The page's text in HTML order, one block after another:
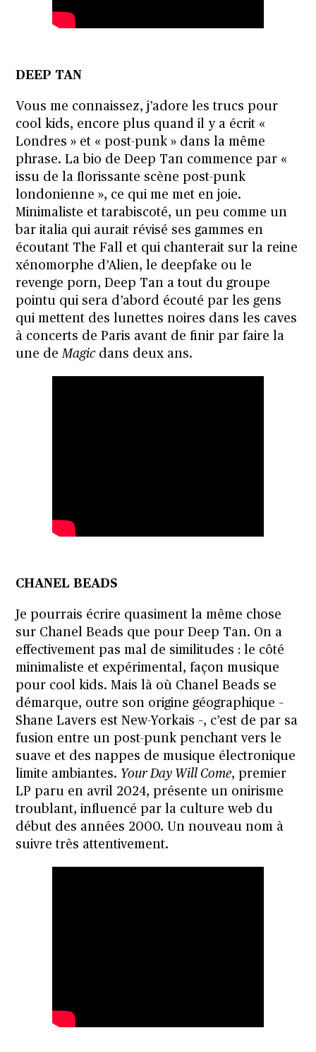
DEEP TAN
Vous me connaissez, j’adore les trucs pour
cool kids, encore plus quand il y a écrit «
Londres » et « post-punk » dans la même
phrase. La bio de Deep Tan commence par «
issu de la florissante scène post-punk
londonienne », ce qui me met en joie.
Minimaliste et tarabiscoté, un peu comme un
bar italia qui aurait révisé ses gammes en
écoutant The Fall et qui chanterait sur la reine
xénomorphe d’Alien, le deepfake ou le
revenge porn, Deep Tan a tout du groupe
pointu qui sera d’abord écouté par les gens
qui mettent des lunettes noires dans les caves
à concerts de Paris avant de finir par faire la
une deMagicdans deux ans.
CHANEL BEADS
Je pourrais écrire quasiment la même chose
sur Chanel Beads que pour Deep Tan. On a
effectivement pas mal de similitudes : le côté
minimaliste et expérimental, façon musique
pour cool kids. Mais là où Chanel Beads se
démarque, outre son origine géographique –
Shane Lavers est New-Yorkais –, c’est de par sa
fusion entre un post-punk penchant vers le
suave et des nappes de musique électronique
limite ambiantes. Your Day Will Come, premier
LP paru en avril 2024, présente un onirisme
troublant, influencé par la culture web du
début des années 2000. Un nouveau nom à
suivre très attentivement.